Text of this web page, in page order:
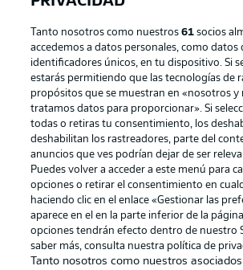
Publicidad Aviso
Gestionar las preferencias
Canales Trabajos
Jugadores
Sello Editorial Contacto
Tanto nosotros como nuestros61 socios
accedemos a datos personales, como datos
identificadores únicos, en tu dispositivo. Si
estarás permitiendo que las tecnologías de
propósitos que se muestran en «nosotros y
tratamos datos para proporcionar». Si
todas o retiras tu consentimiento, los
deshabilitan los rastreadores, parte del
anuncios que ves podrían dejar de ser
Puedes volver a acceder a este menú para
opciones o retirar el consentimiento en
haciendo clic en el enlace «Gestionar las
aparece en el en la parte inferior de la
opciones tendrán efecto dentro de nuestro
saber más, consulta nuestra política de
Tanto nosotros como nuestros